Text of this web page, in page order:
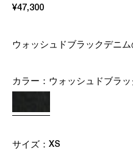
¥47,300
ウォッシュドブラックデニ
カラー： ウォッシュドブラッ
サイズ： XS